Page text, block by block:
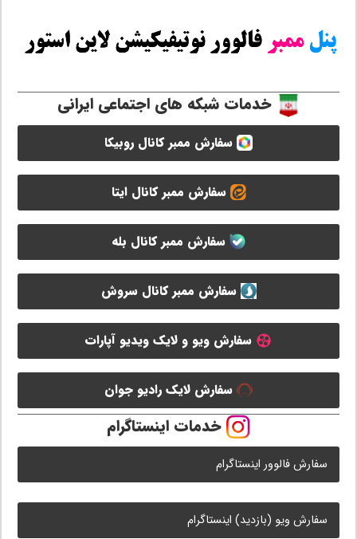
خدمات شبکه های اجتماعی ایرانی
سفارش ممبر کانال روبیکا
سفارش ممبر کانال ایتا
سفارش ممبر کانال بله
سفارش ممبر کانال سروش
سفارش ویو و لایک ویدیو آپارات
سفارش لایک رادیو جوان
خدمات اینستاگرام
سفارش فالوور اینستاگرام
سفارش ویو (بازدید) اینستاگرام